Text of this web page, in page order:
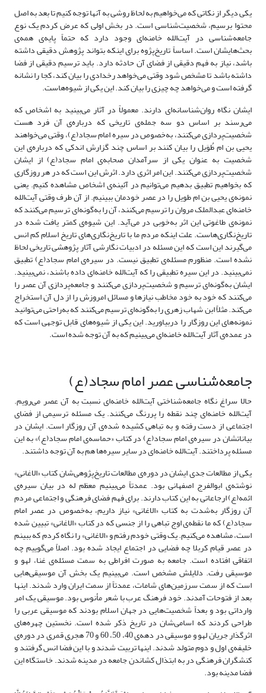
یکی دیگر از نکاتی که می‌خواهیم به لحاظ روشی به آنها توجه کنیم تا بعد به اصل
محتوا برسیم، شخصیت‌شناسی است. در بخش اولی که عرض کردم یک نوع
جامعه‌شناسی در آیت‌الله خامنه‌ای وجود دارد که حتماً پایه‌ی همه‌ی
بحث‌هایشان است. اساساً تاریخ‌پژوه برای اینکه بتواند پژوهش دقیقی داشته
باشد، نیاز به فهم دقیقی از فضای آن حادثه دارد. باید ترسیم دقیقی از فضا
داشته باشد تا مشخص شود وقتی می‌خواهد رخدادی را بیان کند، کجا را نشانه
گرفته است و می‌خواهد چه چیزی را بیان کند. این یکی از شیوه‌هاست.
ایشان نگاه روان‌شناسانه‌ای دارند. معمولاً در آثار می‌بینید به اشخاص که
می‌رسند بر اساس دو سه جمله‌ی تاریخی که درباره‌ی آن فرد هست
شخصیت‌پردازی می‌کنند، به‌خصوص در سیره امام سجاد(ع)، وقتی می‌خواهند
یحیی بن ام طُوَیل را بیان کنند بر اساس چند گزارش اندکی که درباره‌ی این
شخصیت به عنوان یکی از سرآمدان صحابه‌ی امام سجاد(ع) از ایشان
شخصیت‌پردازی می‌کنند. این امر اثری دارد. اثرش این است که در هر روزگاری
که بخواهیم تطبیق بدهیم می‌توانیم در آئینه‌ی اشخاص مشاهده کنیم. یعنی
نمونه‌ی یحیی بن ام طویل را در عصر خودمان ببینیم. از آن طرف وقتی آیت‌الله
خامنه‌ای عبدالملک مروان را ترسیم می‌کنند، آن را به‌گونه‌ای ترسیم می‌کنند که
نمونه‌ی طاغوتی این اثر به‌خوبی در می‌آید. این شیوه‌ی کمتر یافت شده در
تاریخ‌نگاری‌هاست. علت اینکه مردم ما با تاریخ‌نگاری‌های تاریخ اسلام کم انس
می‌گیرند این است که این مسئله در ادبیات نگارشی آثار پژوهشی تاریخی لحاظ
نشده است. منظورم مسئله‌ی تطبیق نیست. در سیره‌ی امام سجاد(ع) تطبیق
نمی‌بینید. در این سیره تطبیقی را که آیت‌الله خامنه‌ای داده باشند، نمی‌بینید.
ایشان به‌گونه‌ای ترسیم و شخصیت‌پردازی می‌کنند و جامعه‌پردازی آن عصر را
می‌کنند که خود به خود مخاطب نیازها و مسائل امروزش را از دل آن استخراج
می‌کند. مثلاً ابن شهاب زهری را به‌گونه‌ای ترسیم می‌کنند که به‌راحتی می‌توانید
نمونه‌های این روزگار را دربیاورید. این یکی از شیوه‌های قابل توجهی است که
در عمده‌ی آثار آیت‌الله خامنه‌ای می‌بینیم که به آن توجه شده است.
جامعه‌شناسی عصر امام سجاد(ع)
حالا سراغ نگاه جامعه‌شناختی آیت‌الله خامنه‌ای نسبت به آن عصر می‌‌رویم.
آیت‌الله خامنه‌ای چند نقطه را پررنگ می‌کنند. یک مسئله ترسیمی از فضای
اجتماعی از دست رفته و به تباهی کشیده شده‌ی آن روزگار است. ایشان در
بیاناتشان در سیره‌ی امام سجاد(ع) در کتاب «حماسه‌ی امام سجاد(ع)» به این
مسئله پرداختند. آیت‌الله خامنه‌ای در سایر سیره‌ها هم به آن توجه داشتند.
یکی از مطالعات جدی‌ ایشان در دوره‌ی مطالعات تاریخ‌پژوهی‌شان کتاب «الاغانی»
نوشته‌ی ابوالفرج اصفهانی بود. عمدتاً می‌بینیم معظم له در بیان سیره‌ی
ائمه(ع) ارجاعاتی به این کتاب دارند. برای فهم فضای فرهنگی و اجتماعی مردم
آن روزگار به‌شدت به کتاب «الاغانی» نیاز داریم، به‌خصوص در عصر امام
سجاد(ع) که ما نقطه‌ی اوج تباهی را از جنسی که در کتاب «الاغانی» تبیین شده
است، مشاهده می‌کنیم. یک وقتی خودم رفتم و «الاغانی» را نگاه کردم که ببینم
در عصر قیام کربلا چه فضایی در اجتماع ایجاد شده بود. اصلاً می‌گوییم چه
اتفاقی افتاده است. جامعه به صورت افراطی به سمت مسئله‌ی غنا، لهو و
موسیقی رفت. دلایلش مشخص است. می‌بینیم یک بخش آن موسیقی‌هایی
است که از سمت سرزمین‌های شامات، عمدتاً از سمت ایران وارد شدند. اینها
بعد از فتوحات آمدند. خود فرهنگ عرب با شعر مأنوس بود. موسیقی یک امر
وارداتی بود و بعداً شخصیت‌هایی در جهان اسلام بودند که موسیقی عربی را
طراحی کردند که اسامی‌شان در تاریخ ذکر شده است. نخستین چهره‌های
اثرگذار جریان لهو و موسیقی در دهه‌ی 40، 50، 60 و 70 هجری قمری در دوره‌ی
خلیفه‌ی اول و دوم متولد شدند. اینها تربیت شدند و با این فضا انس گرفتند و
کنشگران فرهنگی در به ابتذال کشاندن جامعه در مدینه شدند. خاستگاه این
فضا مدینه بود.